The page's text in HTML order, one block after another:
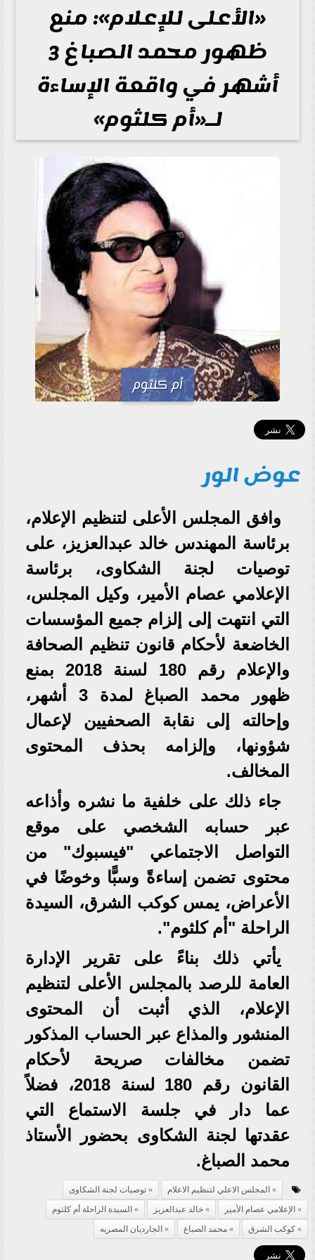
«الأعلى للإعلام»: منع
ظهور محمد الصباغ 3
أشهر في واقعة الإساءة
لـ«أم كلثوم»
أم كلثوم
عوض الور
وافق المجلس الأعلى لتنظيم الإعلام،
برئاسة المهندس خالد عبدالعزيز، على
توصيات لجنة الشكاوى، برئاسة
الإعلامي عصام الأمير، وكيل المجلس،
التي انتهت إلى إلزام جميع المؤسسات
الخاضعة لأحكام قانون تنظيم الصحافة
والإعلام رقم 180 لسنة 2018 بمنع
ظهور محمد الصباغ لمدة 3 أشهر،
وإحالته إلى نقابة الصحفيين لإعمال
شؤونها، وإلزامه بحذف المحتوى
المخالف.
جاء ذلك على خلفية ما نشره وأذاعه
عبر حسابه الشخصي على موقع
التواصل الاجتماعي "فيسبوك" من
محتوى تضمن إساءةً وسبًّا وخوضًا في
الأعراض، يمس كوكب الشرق، السيدة
الراحلة "أم كلثوم".
يأتي ذلك بناءً على تقرير الإدارة
العامة للرصد بالمجلس الأعلى لتنظيم
الإعلام، الذي أثبت أن المحتوى
المنشور والمذاع عبر الحساب المذكور
تضمن مخالفات صريحة لأحكام
القانون رقم 180 لسنة 2018، فضلاً
عما دار في جلسة الاستماع التي
عقدتها لجنة الشكاوى بحضور الأستاذ
محمد الصباغ.
المجلس الاعلي لتنظيم الاعلام
توصيات لجنة الشكاوى
الإعلامي عصام الأمير
خالد عبدالعزيز
السيدة الراحلة أم كلثوم
كوكب الشرق
محمد الصباغ الجارديان المصريه